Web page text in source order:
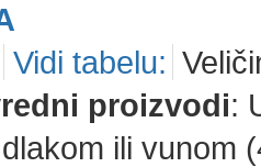
Vidi tabelu:
proizvodi:
ili vunom